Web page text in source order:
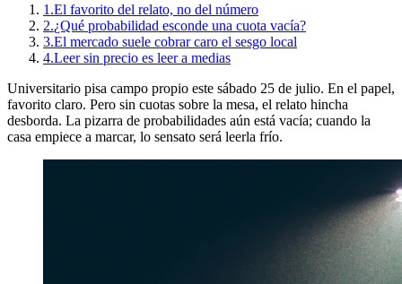
1.El favorito del relato, no del número
2.¿Qué probabilidad esconde una cuota vacía?
3.El mercado suele cobrar caro el sesgo local
4.Leer sin precio es leer a medias
Universitario pisa campo propio este sábado 25 de julio. En el papel,
favorito claro. Pero sin cuotas sobre la mesa, el relato hincha
desborda. La pizarra de probabilidades aún está vacía; cuando la
casa empiece a marcar, lo sensato será leerla frío.